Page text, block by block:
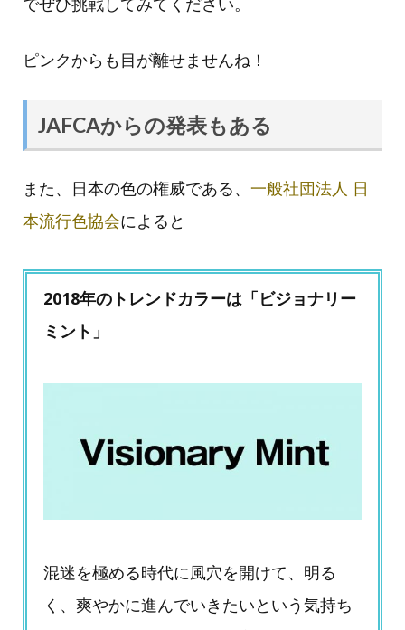
ピンクからも目が離せませんね！
JAFCAからの発表もある
また、日本の色の権威である、 一般社団法人 日
本流行色協会によると
2018年のトレンドカラーは「ビジョナリー
ミント」
混迷を極める時代に風穴を開けて、明る
く、爽やかに進んでいきたいという気持ち